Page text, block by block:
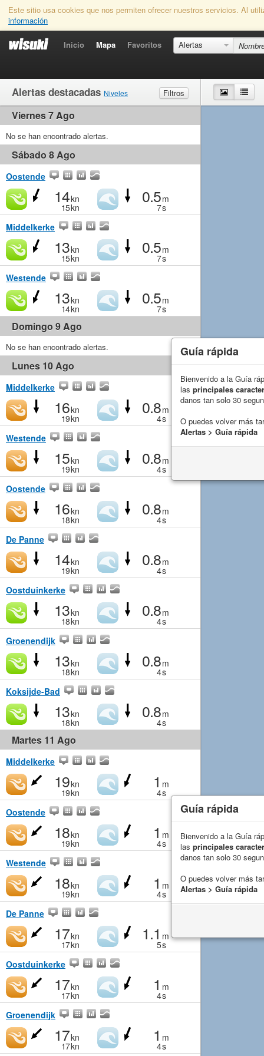
Este sitio usa cookies que nos permiten ofrecer nuestros servicios. Al
información
Inicio Mapa Favoritos Alertas
Alertas destacadas Niveles
Filtros
Viento
Olas
Viernes 7 Ago
No se han encontrado alertas.
Sábado 8 Ago
Oostende
14kn
15kn
0.5m
7s
Middelkerke
13kn
15kn
0.5m
7s
Westende
13kn
14kn
0.5m
7s
Domingo 9 Ago
No se han encontrado alertas.
Lunes 10 Ago
Middelkerke
16kn
19kn
0.8m
4s
Westende
15kn
19kn
0.8m
4s
Oostende
16kn
18kn
0.8m
4s
De Panne
14kn
19kn
0.8m
4s
Oostduinkerke
13kn
18kn
0.8m
4s
Groenendijk
13kn
18kn
0.8m
4s
Koksijde-Bad
13kn
18kn
0.8m
4s
Martes 11 Ago
Middelkerke
19kn
19kn
1 m
4s
Oostende
18kn
19kn
1 m
4s
Westende
18kn
19kn
1 m
4s
De Panne
17kn
17kn
1.1 m
5s
Oostduinkerke
17kn
17kn
1 m
4s
Groenendijk
17kn
17kn
1 m
4s
Mapa
Guía rápida
Bienvenido a la Guía
las principales
danos tan solo 30
O puedes volver más
Alertas > Guía rápida
Guía rápida
Bienvenido a la Guía
las principales
danos tan solo 30
O puedes volver más
Alertas > Guía rápida